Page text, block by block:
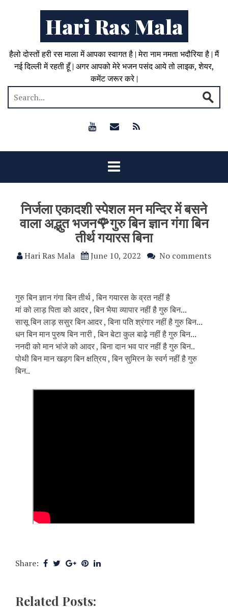
Hari Ras Mala
हैलो दोस्तों हरी रस माला में आपका स्वागत है | मेरा नाम नमता भदौरिया है | मैं
नई दिल्ली में रहती हूँ | अगर आपको मेरे भजन पसंद आये तो लाइक, शेयर,
कमेंट जरूर करे |
निर्जला एकादशी स्पेशल मन मन्दिर में बसने
वाला अद्भुत भजन🌹गुरु बिन ज्ञान गंगा बिन
तीर्थ गयारस बिना
Hari Ras Mala June 10, 2022 No comments
गुरु बिन ज्ञान गंगा बिन तीर्थ , बिन गयारस के व्रत नहीं है
मां को लाड़ पिता को आदर , बिन भैया व्यापार नहीं है गुरु बिन...
सासू बिन लाड़ ससुर बिन आदर , बिना पति श्रंगार नहीं है गुरु बिन...
धन बिन मान पुरुष बिन नारी , बिन बेटा कुल बाढ़े नहीं है गुरु बिन...
ननदी को मान भांजे को आदर , बिना दान भव पार नहीं है गुरु बिन..
पोथी बिन मान खड़ग बिन क्षत्रिय , बिन सुमिरन के स्वर्ग नहीं है गुरु
बिन..
Share:
Related Posts: